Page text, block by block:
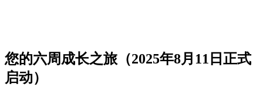
您的六周成长之旅（2025年8月11日正式
启动）